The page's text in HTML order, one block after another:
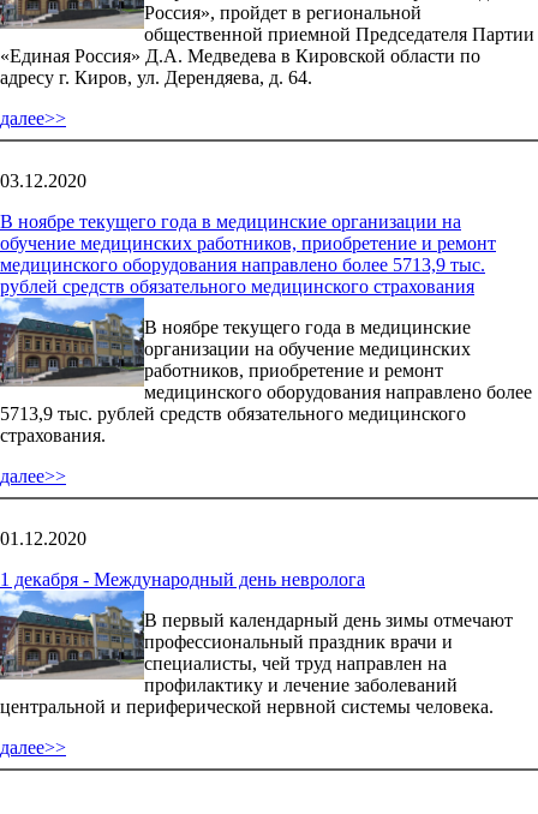
Россия», пройдет в региональной
общественной приемной Председателя Партии
«Единая Россия» Д.А. Медведева в Кировской области по
адресу г. Киров, ул. Дерендяева, д. 64.
далее>>
03.12.2020
В ноябре текущего года в медицинские организации на
обучение медицинских работников, приобретение и ремонт
медицинского оборудования направлено более 5713,9 тыс.
рублей средств обязательного медицинского страхования
В ноябре текущего года в медицинские
организации на обучение медицинских
работников, приобретение и ремонт
медицинского оборудования направлено более
5713,9 тыс. рублей средств обязательного медицинского
страхования.
далее>>
01.12.2020
1 декабря - Международный день невролога
В первый календарный день зимы отмечают
профессиональный праздник врачи и
специалисты, чей труд направлен на
профилактику и лечение заболеваний
центральной и периферической нервной системы человека.
далее>>